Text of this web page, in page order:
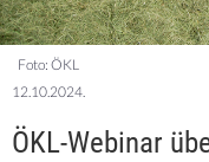
Foto: ÖKL
12.10.2024.
ÖKL-Webinar